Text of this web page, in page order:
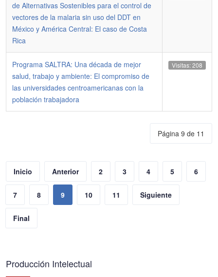
de Alternativas Sostenibles para el control de
vectores de la malaria sin uso del DDT en
México y América Central: El caso de Costa
Rica
Programa SALTRA: Una década de mejor
salud, trabajo y ambiente: El compromiso de
las universidades centroamericanas con la
población trabajadora
Visitas: 208
Página 9 de 11
Inicio Anterior 2 3 4 5 6
7 8 9 10 11 Siguiente
Final
Producción Intelectual